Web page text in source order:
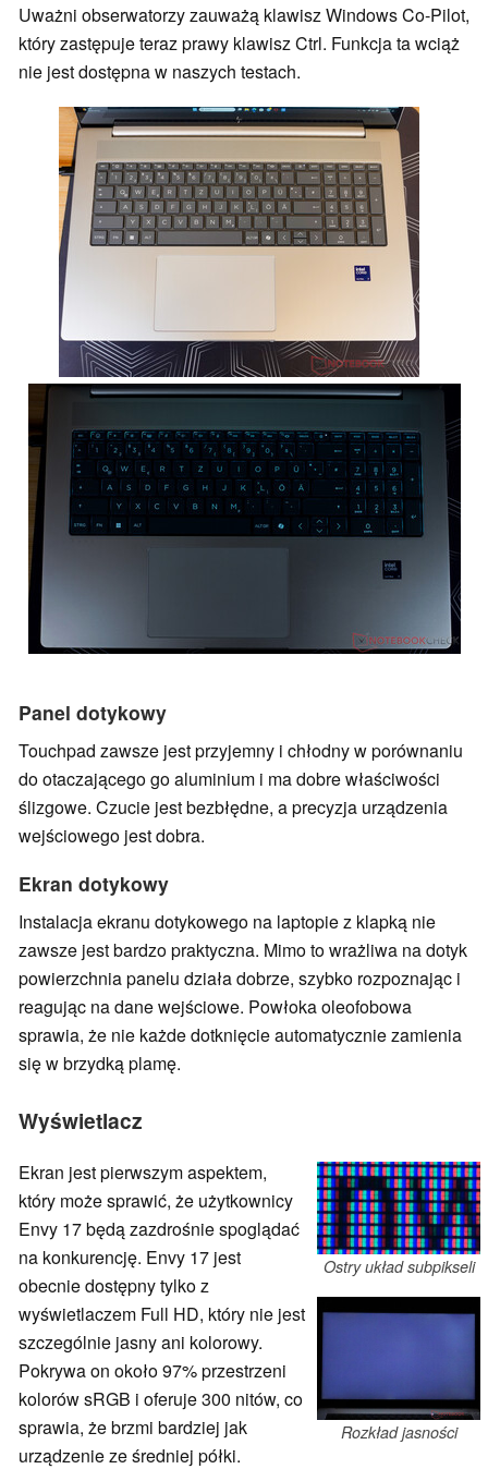
Uważni obserwatorzy zauważą klawisz Windows Co-Pilot,
który zastępuje teraz prawy klawisz Ctrl. Funkcja ta wciąż
nie jest dostępna w naszych testach.
Panel dotykowy
Touchpad zawsze jest przyjemny i chłodny w porównaniu
do otaczającego go aluminium i ma dobre właściwości
ślizgowe. Czucie jest bezbłędne, a precyzja urządzenia
wejściowego jest dobra.
Ekran dotykowy
Instalacja ekranu dotykowego na laptopie z klapką nie
zawsze jest bardzo praktyczna. Mimo to wrażliwa na dotyk
powierzchnia panelu działa dobrze, szybko rozpoznając i
reagując na dane wejściowe. Powłoka oleofobowa
sprawia, że nie każde dotknięcie automatycznie zamienia
się w brzydką plamę.
Wyświetlacz
Ostry układ subpikseli
Rozkład jasności
Ekran jest pierwszym aspektem,
który może sprawić, że użytkownicy
Envy 17 będą zazdrośnie spoglądać
na konkurencję. Envy 17 jest
obecnie dostępny tylko z
wyświetlaczem Full HD, który nie jest
szczególnie jasny ani kolorowy.
Pokrywa on około 97% przestrzeni
kolorów sRGB i oferuje 300 nitów, co
sprawia, że brzmi bardziej jak
urządzenie ze średniej półki.